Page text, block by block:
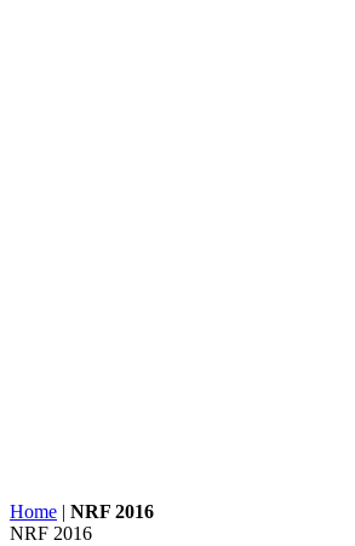
Home | NRF 2016
NRF 2016